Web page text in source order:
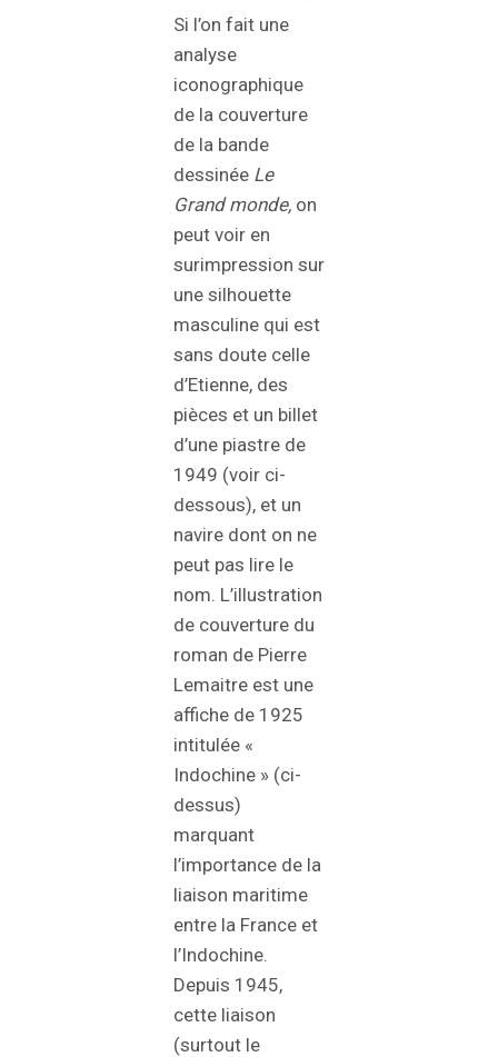
Si l’on fait une
analyse
iconographique
de la couverture
de la bande
dessinée Le
Grand monde, on
peut voir en
surimpression sur
une silhouette
masculine qui est
sans doute celle
d’Etienne, des
pièces et un billet
d’une piastre de
1949 (voir ci-
dessous), et un
navire dont on ne
peut pas lire le
nom. L’illustration
de couverture du
roman de Pierre
Lemaitre est une
affiche de 1925
intitulée «
Indochine » (ci-
dessus)
marquant
l’importance de la
liaison maritime
entre la France et
l’Indochine.
Depuis 1945,
cette liaison
(surtout le